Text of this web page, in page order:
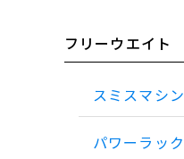
フリーウエイト
スミスマシン
パワーラック